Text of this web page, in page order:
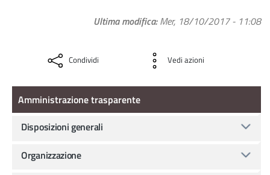
Ultima modifica Mer, 18/10/2017 - 11:08
Condividi Vedi azioni
Amministrazione Trasparente
Amministrazione trasparente
Disposizioni generali
Organizzazione